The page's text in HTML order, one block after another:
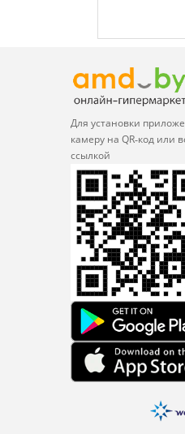
Для установки
камеру на QR‑код или
ссылкой